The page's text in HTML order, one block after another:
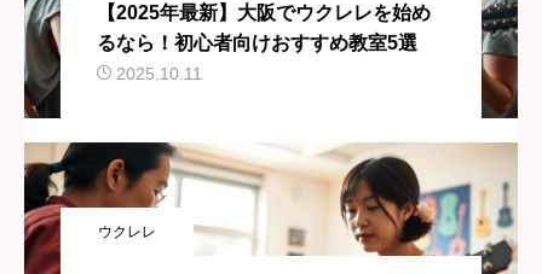
【2025年最新】大阪でウクレレを始め
るなら！初心者向けおすすめ教室5選
2025.10.11
ウクレレ